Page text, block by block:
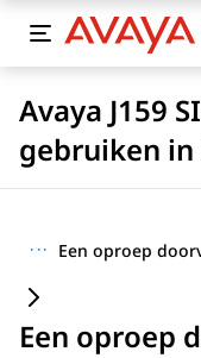
Avaya J159
gebruiken
··· Een oproep
Een oproep